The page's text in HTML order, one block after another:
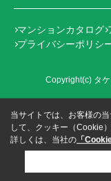
マンションカタログ
プライバシーポリシ
Copyright(c) タ
当サイトでは、お客様の
して、クッキー（Cookie
詳しくは、当社の 「